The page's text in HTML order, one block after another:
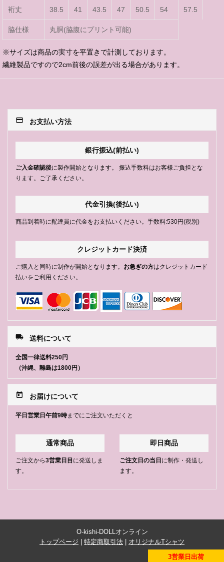
裄丈 38.5 41 43.5 47 50.5 54 57.5
脇仕様 丸胴(脇腹にプリント可能)
※サイズは商品の実寸を平置きで計測しております。
繊維製品ですので2cm前後の誤差が出る場合があります。
payment お支払い方法
銀行振込(前払い)
ご入金確認後に製作開始となります。 振込手数料はお客様ご負担とな
ります。ご了承ください。
代金引換(後払い)
商品到着時に配達員に代金をお支払いください。手数料:530円(税別)
クレジットカード決済
ご購入と同時に制作が開始となります。 お急ぎの方はクレジットカード
払いをご利用ください。
local_shipping 送料について
全国一律送料250円
（沖縄、離島は1800円）
today お届けについて
平日営業日午前9時までにご注文いただくと
通常商品
ご注文から3営業日目 に発送しま
す。
即日商品
ご注文日の当日 に制作・発送し
ます。
O-kishi-DOLLオンライン
トップページ
特定商取引法
オリジナルTシャツ
3営業日出荷